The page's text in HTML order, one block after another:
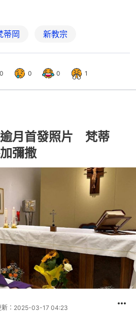
蒂岡 新教宗
0 0 0 1
月首發照片 梵蒂
彌撒
： 2025-03-17 04:23